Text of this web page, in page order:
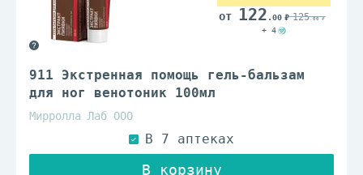
911 Экстренная помощь гель-бальзам
для ног венотоник 100мл
Мирролла Лаб ООО
122 .00 125.00
+ 4